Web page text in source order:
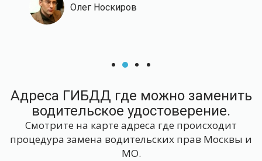
Олег Носкиров
Адреса ГИБДД где можно заменить
водительское удостоверение.
Смотрите на карте адреса где происходит
процедура замена водительских прав Москвы и
МО.